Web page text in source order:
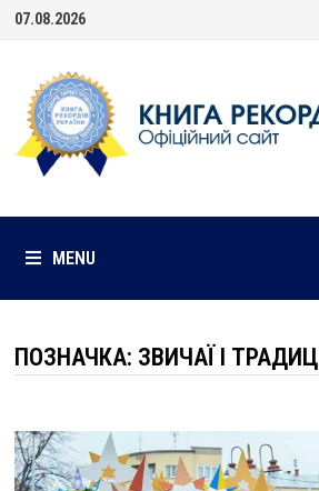
Skip07.08.2026
MENU
ПОЗНАЧКА: ЗВИЧАЇ І ТРАДИЦІЇ